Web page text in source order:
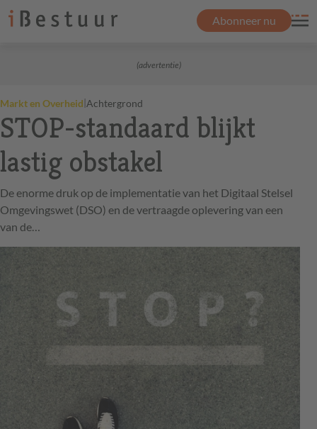
Abonneer nu
(advertentie)
Markt en Overheid|Achtergrond
STOP-standaard blijkt
lastig obstakel
De enorme druk op de implementatie van het Digitaal Stelsel
Omgevingswet (DSO) en de vertraagde oplevering van een
van de…